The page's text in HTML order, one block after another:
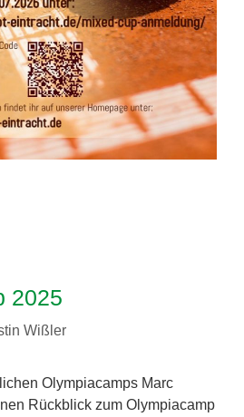
2025
Wißler
Olympiacamps Marc
Rückblick zum Olympiacamp